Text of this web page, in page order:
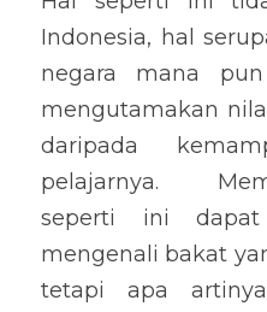
Indonesia, hal
negara mana
mengutamakan
daripada
pelajarnya.
seperti ini dapat
mengenali bakat
tetapi apa